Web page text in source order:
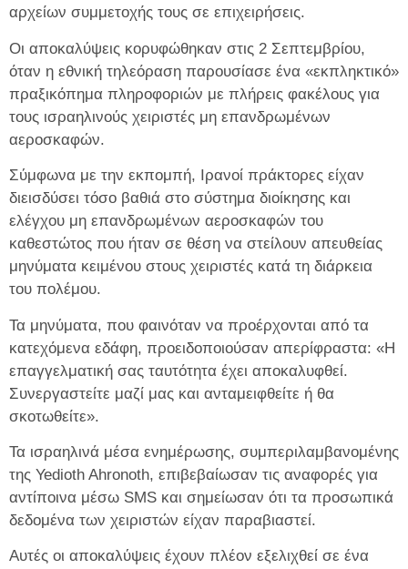
αρχείων συμμετοχής τους σε επιχειρήσεις.
Οι αποκαλύψεις κορυφώθηκαν στις 2 Σεπτεμβρίου,
όταν η εθνική τηλεόραση παρουσίασε ένα «εκπληκτικό»
πραξικόπημα πληροφοριών με πλήρεις φακέλους για
τους ισραηλινούς χειριστές μη επανδρωμένων
αεροσκαφών.
Σύμφωνα με την εκπομπή, Ιρανοί πράκτορες είχαν
διεισδύσει τόσο βαθιά στο σύστημα διοίκησης και
ελέγχου μη επανδρωμένων αεροσκαφών του
καθεστώτος που ήταν σε θέση να στείλουν απευθείας
μηνύματα κειμένου στους χειριστές κατά τη διάρκεια
του πολέμου.
Τα μηνύματα, που φαινόταν να προέρχονται από τα
κατεχόμενα εδάφη, προειδοποιούσαν απερίφραστα: «Η
επαγγελματική σας ταυτότητα έχει αποκαλυφθεί.
Συνεργαστείτε μαζί μας και ανταμειφθείτε ή θα
σκοτωθείτε».
Τα ισραηλινά μέσα ενημέρωσης, συμπεριλαμβανομένης
της Yedioth Ahronoth, επιβεβαίωσαν τις αναφορές για
αντίποινα μέσω SMS και σημείωσαν ότι τα προσωπικά
δεδομένα των χειριστών είχαν παραβιαστεί.
Αυτές οι αποκαλύψεις έχουν πλέον εξελιχθεί σε ένα